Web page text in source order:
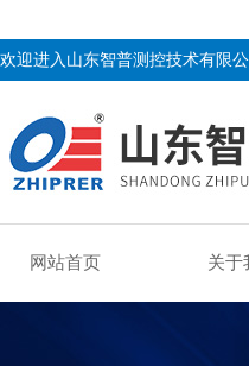
欢迎进入山东智普测控技术有限公
网站首页 关于